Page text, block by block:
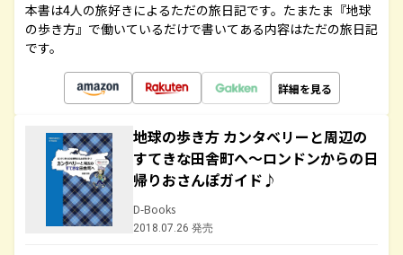
本書は4人の旅好きによるただの旅日記です。たまたま『地球
の歩き方』で働いているだけで書いてある内容はただの旅日記
です。
詳細を見る
地球の歩き方 カンタベリーと周辺の
すてきな田舎町へ～ロンドンからの日
帰りおさんぽガイド♪
D-Books
2018.07.26 発売